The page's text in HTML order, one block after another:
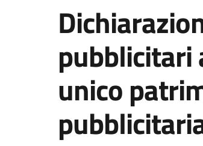
pubblicitari
unico